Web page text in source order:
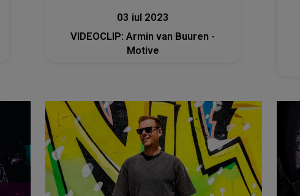
03 iul 2023
VIDEOCLIP: Armin van Buuren -
Motive